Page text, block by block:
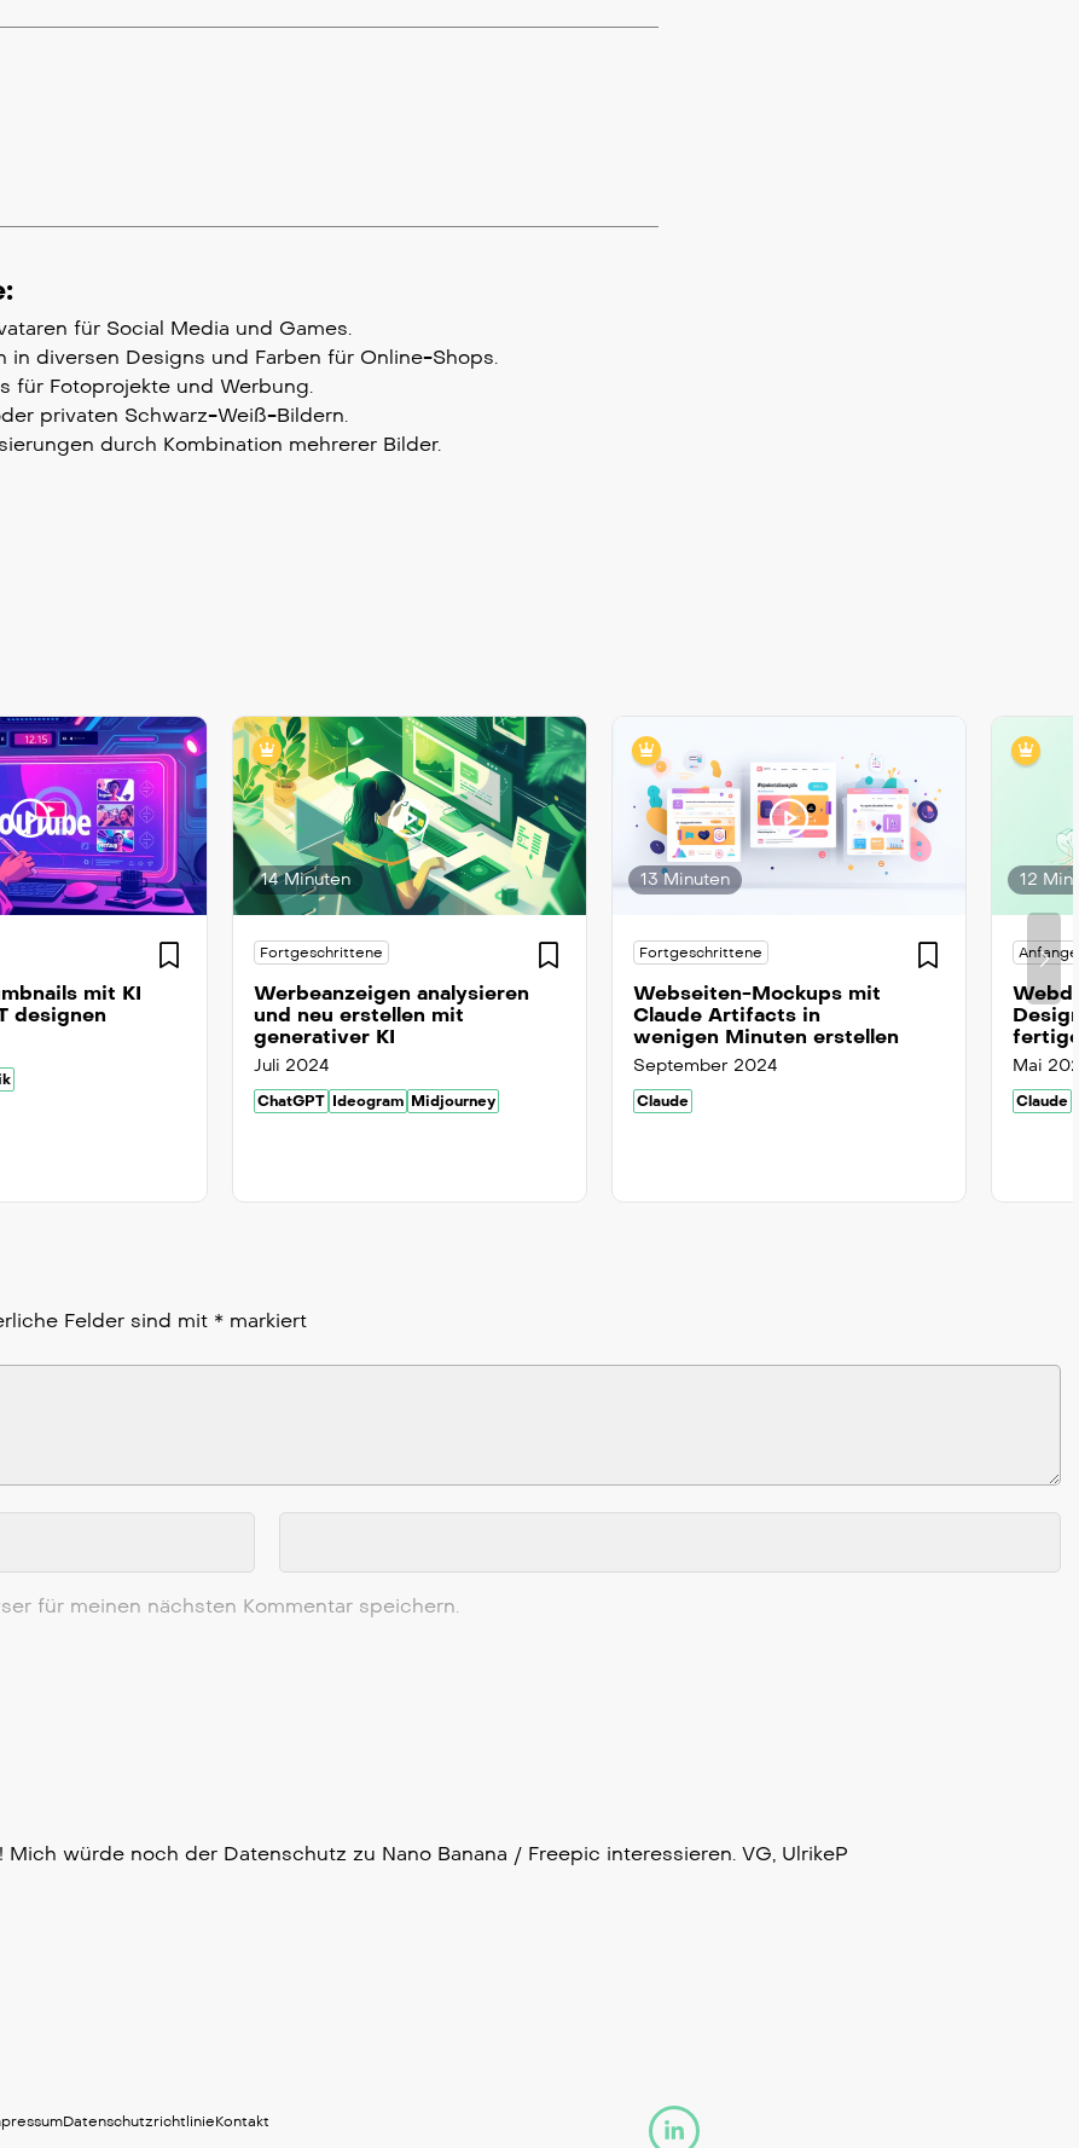
für Social Media und Games.
diversen Designs und Farben für Online-Shops.
für Fotoprojekte und Werbung.
privaten Schwarz-Weiß-Bildern.
durch Kombination mehrerer Bilder.
mit KI
designen
14 Minuten
Fortgeschrittene
Werbeanzeigen analysieren
und neu erstellen mit
generativer KI
Juli 2024
ChatGPT Ideogram Midjourney
13 Minuten
Fortgeschrittene
Webseiten-Mockups mit
Claude Artifacts in
wenigen Minuten erstellen
September 2024
Claude
12
Mai
Claude
Felder sind mit * markiert
für meinen nächsten Kommentar speichern.
Mich würde noch der Datenschutz zu Nano Banana / Freepic interessieren. VG, UlrikeP
DatenschutzrichtlinieKontakt